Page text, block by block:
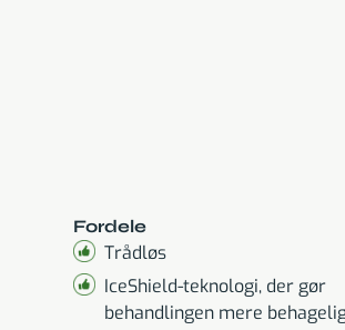
Fordele
Trådløs
IceShield-teknologi, der gør
behandlingen mere